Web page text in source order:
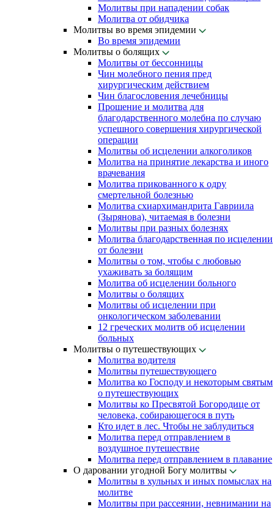
Молитвы при нападении собак
Молитва от обидчика
Молитвы во время эпидемии
Во время эпидемии
Молитвы о болящих
Молитвы от бессонницы
Чин молебного пения пред
хирургическим действием
Чин благословения лечебницы
Прошение и молитва для
благодарственного молебна по случаю
успешного совершения хирургической
операции
Молитвы об исцелении алкоголиков
Молитва на принятие лекарства и иного
врачевания
Молитва прикованного к одру
смертельной болезнью
Молитва схиархимандрита Гавриила
(Зырянова), читаемая в болезни
Молитвы при разных болезнях
Молитва благодарственная по исцелении
от болезни
Молитвы о том, чтобы с любовью
ухаживать за болящим
Молитва об исцелении больного
Молитвы о болящих
Молитвы об исцелении при
онкологическом заболевании
12 греческих молитв об исцелении
больных
Молитвы о путешествующих
Молитва водителя
Молитвы путешествующего
Молитва ко Господу и некоторым святым
о путешествующих
Молитвы ко Пресвятой Богородице от
человека, собирающегося в путь
Кто идет в лес. Чтобы не заблудиться
Молитва перед отправлением в
воздушное путешествие
Молитва перед отправлением в плавание
О даровании угодной Богу молитвы
Молитвы в хульных и иных помыслах на
молитве
Молитвы при рассеянии, невнимании на